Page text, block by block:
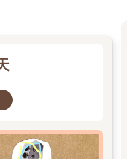
成文明戲上演，演出半年有
等見獵心喜，拉攏其他友
夫（1899~1971）、任彭年
戲研究社的社員。楊小仲在